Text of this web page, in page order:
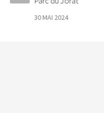
30 MAI 2024